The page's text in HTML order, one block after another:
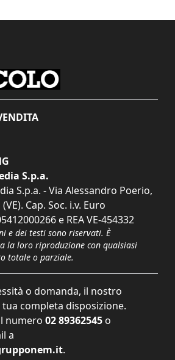
S.p.a.
S.p.a. - Via Alessandro Poerio,
Cap. Soc. i.v. Euro
e REA VE-454332
e dei testi sono riservati. È
la loro riproduzione con qualsiasi
totale o parziale.
o domanda, il nostro
completa disposizione.
numero 02 89362545 o
a
.